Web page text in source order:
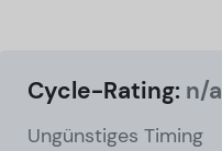
Cycle-Rating: n/a
Ungünstiges Timing